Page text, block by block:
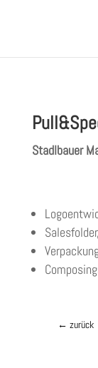
Stadlbauer
← zurück